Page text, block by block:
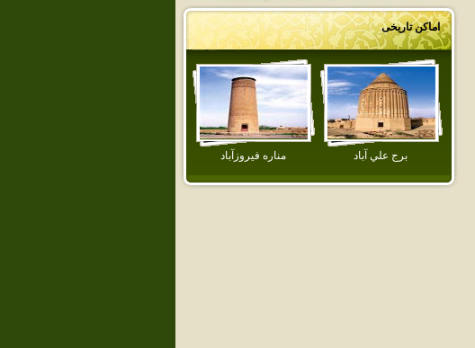
اماکن تاریخی
برج علي آباد مناره فيروزآباد